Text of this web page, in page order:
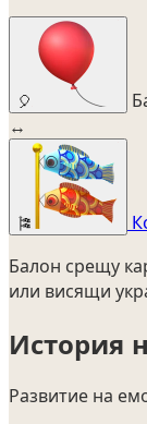
🎈
↔
🎏
Балон срещу
или висящи
История
Развитие на